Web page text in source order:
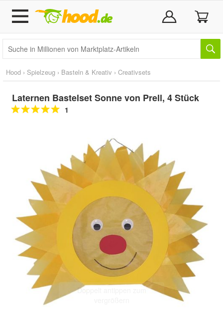
Hood › Spielzeug › Basteln & Kreativ › Creativsets
Laternen Bastelset Sonne von Prell, 4 Stück
1
Doppelt antippen zum